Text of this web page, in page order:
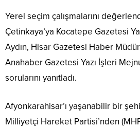
Yerel seçim çalışmalarını
Çetinkaya’ya Kocatepe Gazetesi
Aydın, Hisar Gazetesi Haber
Anahaber Gazetesi Yazı İşleri
sorularını yanıtladı.
Afyonkarahisar’ı yaşanabilir bir
Milliyetçi Hareket Partisi’nden